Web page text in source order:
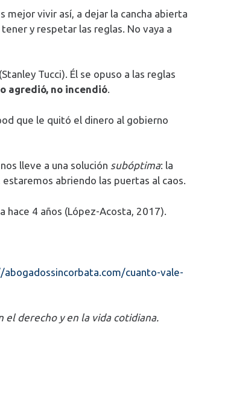
mejor vivir así, a dejar la cancha abierta
y respetar las reglas. No vaya a
Tucci). Él se opuso a las reglas
agredió, no incendió.
que le quitó el dinero al gobierno
lleve a una solución subóptima: la
abriendo las puertas al caos.
hace 4 años (López-Acosta, 2017).
cuanto-vale-
el derecho y en la vida cotidiana.